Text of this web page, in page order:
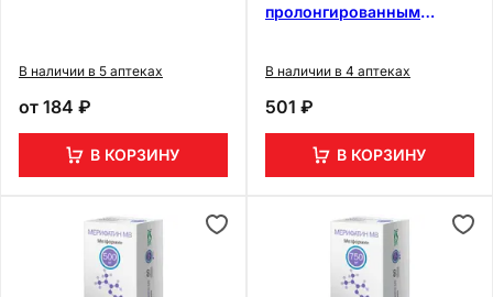
В наличии в 5 аптеках
от 184 ₽
В КОРЗИНУ
пролонгированным
В наличии в 4 аптеках
501 ₽
В КОРЗИНУ